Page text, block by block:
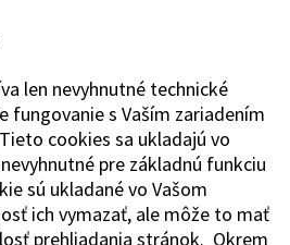
len nevyhnutné technické
fungovanie s Vaším zariadením
cookies sa ukladajú vo
pre základnú funkciu
sú ukladané vo Vašom
ich vymazať, ale môže to mať
prehliadania stránok. Okrem